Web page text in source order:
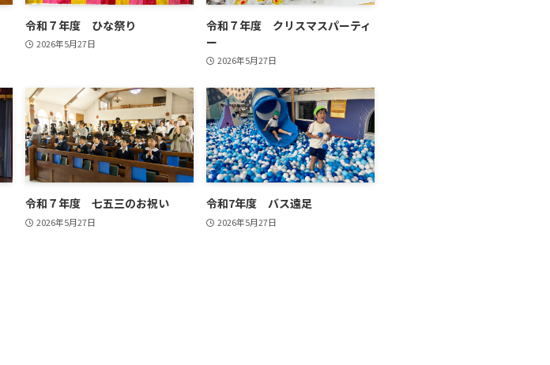
令和７年度 ひな祭り
2026年5月27日
令和７年度 クリスマスパーティ
ー
2026年5月27日
令和７年度 七五三のお祝い
2026年5月27日
令和7年度 バス遠足
2026年5月27日